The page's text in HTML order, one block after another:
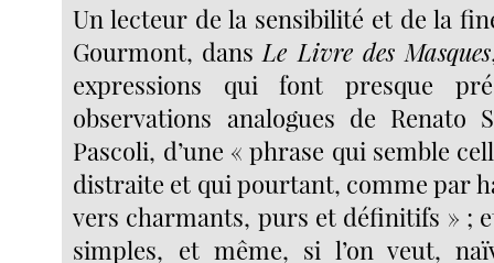
Un lecteur de la sensibilité et de la
Gourmont, dans Le Livre des Masques
expressions qui font presque
observations analogues de Renato
Pascoli, d’une « phrase qui semble
distraite et qui pourtant, comme par
vers charmants, purs et définitifs » ;
simples, et même, si l’on veut,